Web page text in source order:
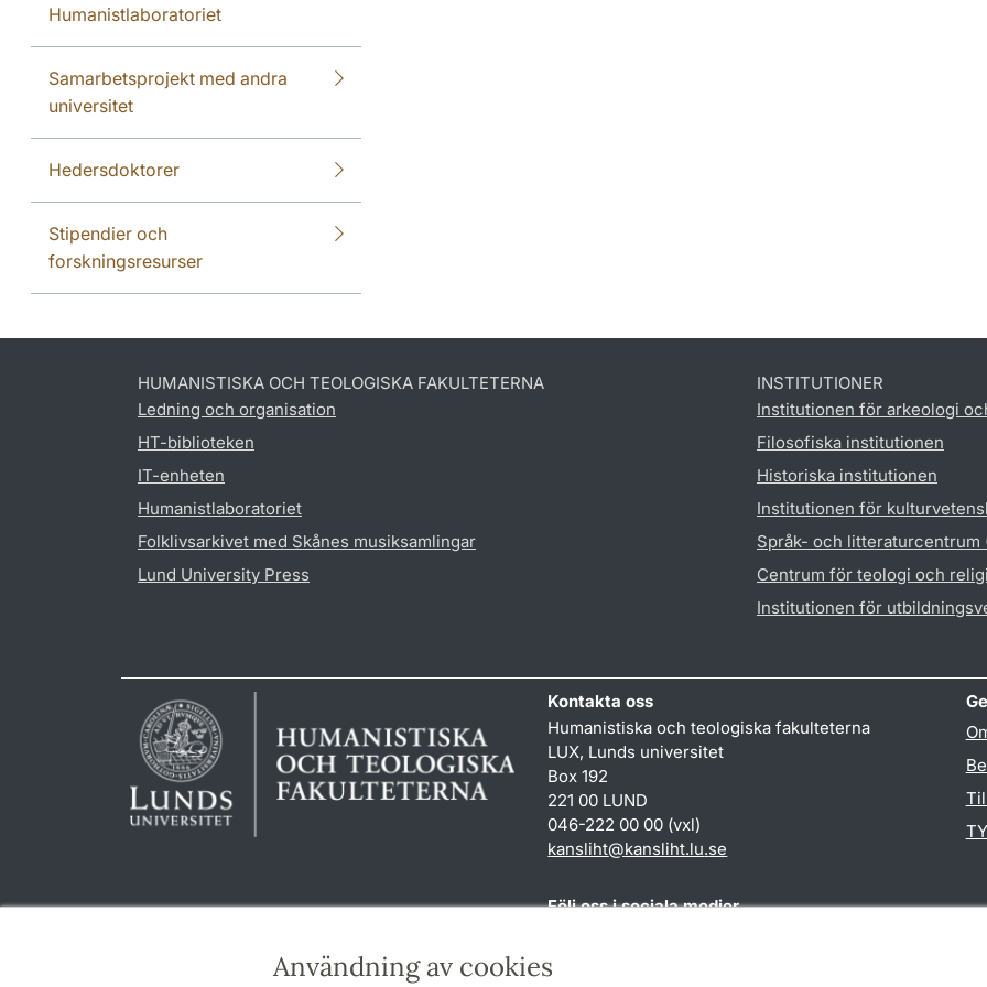
Användning av cookies
Humanistlaboratoriet
Samarbetsprojekt med andra
universitet
Hedersdoktorer
Stipendier och
forskningsresurser
HUMANISTISKA OCH TEOLOGISKA FAKULTETERNA
Ledning och organisation
HT-biblioteken
IT-enheten
Humanistlaboratoriet
Folklivsarkivet med Skånes musiksamlingar
Lund University Press
INSTITUTIONER
Institutionen för arkeologi
Filosofiska institutionen
Historiska institutionen
Institutionen för
Språk- och litteraturcentrum
Centrum för teologi och
Institutionen för
Kontakta oss
Humanistiska och teologiska fakulteterna
LUX, Lunds universitet
Box 192
221 00 LUND
046-222 00 00 (vxl)
kansliht@kansliht.lu.se
Följ oss i sociala medier